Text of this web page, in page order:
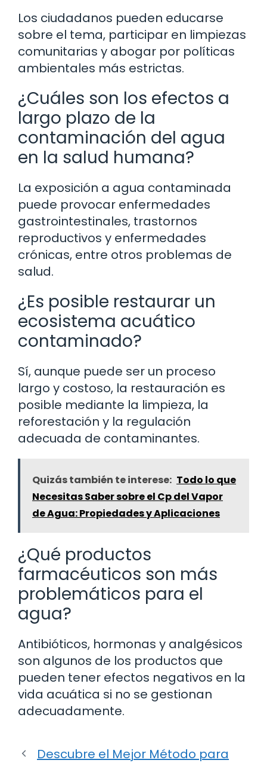
Los ciudadanos pueden educarse
sobre el tema, participar en limpiezas
comunitarias y abogar por políticas
ambientales más estrictas.
¿Cuáles son los efectos a
largo plazo de la
contaminación del agua
en la salud humana?
La exposición a agua contaminada
puede provocar enfermedades
gastrointestinales, trastornos
reproductivos y enfermedades
crónicas, entre otros problemas de
salud.
¿Es posible restaurar un
ecosistema acuático
contaminado?
Sí, aunque puede ser un proceso
largo y costoso, la restauración es
posible mediante la limpieza, la
reforestación y la regulación
adecuada de contaminantes.
Quizás también te interese: Todo lo que
Necesitas Saber sobre el Cp del Vapor
de Agua: Propiedades y Aplicaciones
¿Qué productos
farmacéuticos son más
problemáticos para el
agua?
Antibióticos, hormonas y analgésicos
son algunos de los productos que
pueden tener efectos negativos en la
vida acuática si no se gestionan
adecuadamente.
Descubre el Mejor Método para